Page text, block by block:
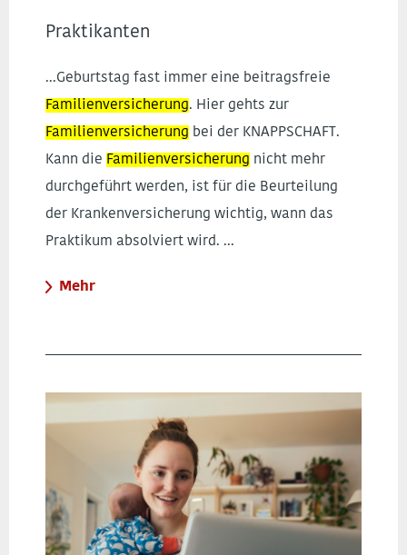
Praktikanten
...Geburtstag fast immer eine beitragsfreie
Familienversicherung. Hier gehts zur
Familienversicherung bei der KNAPPSCHAFT.
Kann die Familienversicherung nicht mehr
durchgeführt werden, ist für die Beurteilung
der Krankenversicherung wichtig, wann das
Praktikum absolviert wird. ...
Mehr